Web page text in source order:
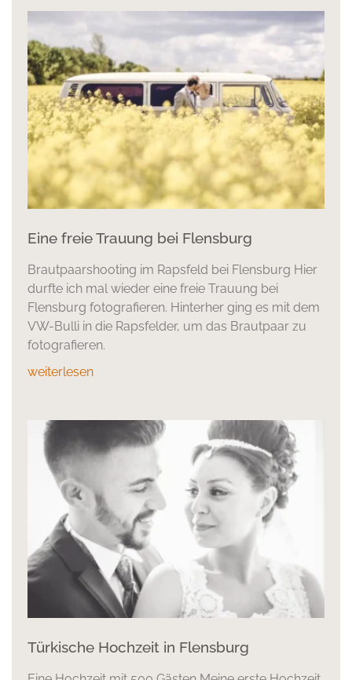
Eine freie Trauung bei Flensburg
Brautpaarshooting im Rapsfeld bei Flensburg Hier
durfte ich mal wieder eine freie Trauung bei
Flensburg fotografieren. Hinterher ging es mit dem
VW-Bulli in die Rapsfelder, um das Brautpaar zu
fotografieren.
weiterlesen
Türkische Hochzeit in Flensburg